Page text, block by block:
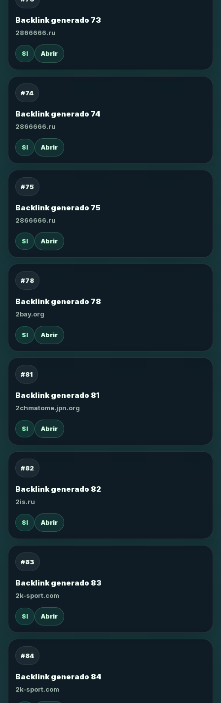
Backlink generado 73
2866666.ru
SI Abrir
#74
Backlink generado 74
2866666.ru
SI Abrir
#75
Backlink generado 75
2866666.ru
SI Abrir
#78
Backlink generado 78
2bay.org
SI Abrir
#81
Backlink generado 81
2chmatome.jpn.org
SI Abrir
#82
Backlink generado 82
2is.ru
SI Abrir
#83
Backlink generado 83
2k-sport.com
SI Abrir
#84
Backlink generado 84
2k-sport.com